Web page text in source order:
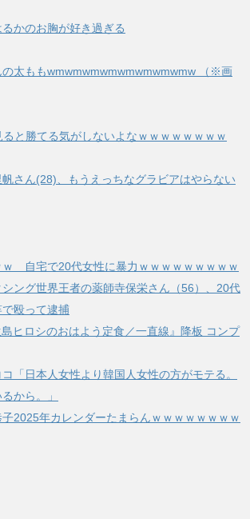
るかのお胸が好き過ぎる
の太ももwmwmwmwmwmwmwmwmw （※画
と勝てる気がしないよなｗｗｗｗｗｗｗｗ
帆さん(28)、もうえっちなグラビアはやらない
ｗ 自宅で20代女性に暴力ｗｗｗｗｗｗｗｗｗ
シング世界王者の薬師寺保栄さん（56）、20代
殴って逮捕
ヒロシのおはよう定食／一直線』降板 コンプ
「日本人女性より韓国人女性の方がモテる。
から。」
子2025年カレンダーたまらんｗｗｗｗｗｗｗｗ